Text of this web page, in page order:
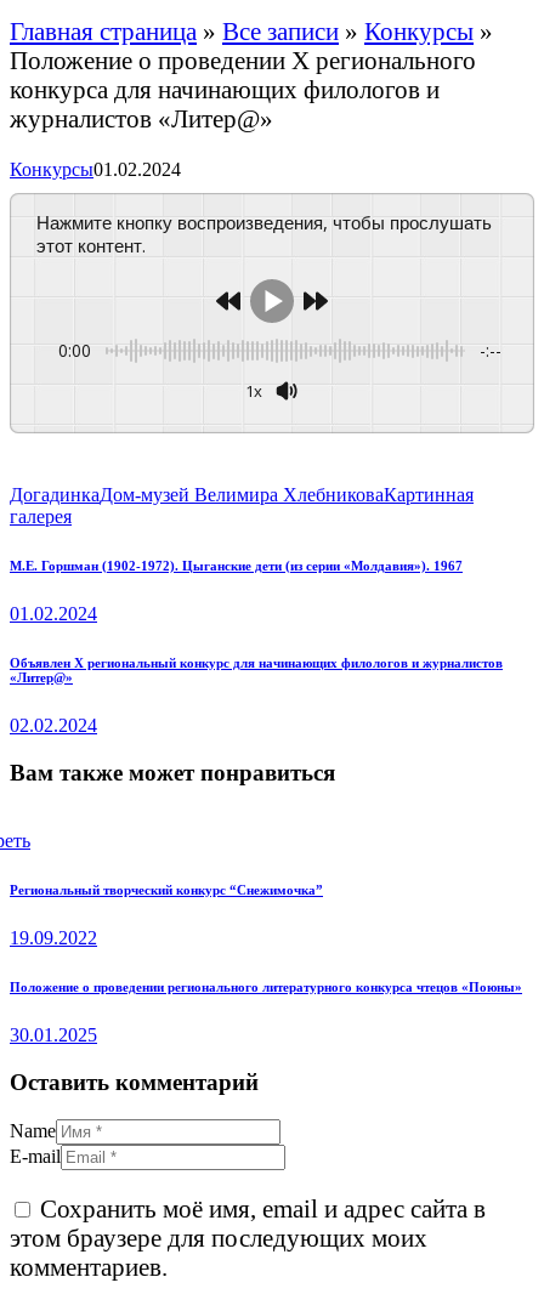
Главная страница » Все записи » Конкурсы »
Положение о проведении X регионального
конкурса для начинающих филологов и
журналистов «Литер@»
Конкурсы01.02.2024
Нажмите кнопку воспроизведения, чтобы прослушать
этот контент.
0:00 -:--
1x
ДогадинкаДом-музей Велимира ХлебниковаКартинная
галерея
Навигация
по
Previous
М.Е. Горшман (1902-1972). Цыганские дети (из серии «Молдавия»). 1967
01.02.2024
Next
post:
Объявлен X региональный конкурс для начинающих филологов и журналистов
«Литер@»
02.02.2024
Вам также может понравиться
Региональный творческий конкурс “Снежимочка”
19.09.2022
Положение о проведении регионального литературного конкурса чтецов «Поюны»
30.01.2025
Оставить комментарий
Name
E-mail
Сохранить моё имя, email и адрес сайта в
этом браузере для последующих моих
комментариев.